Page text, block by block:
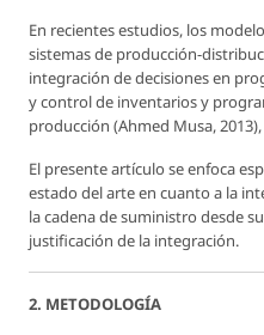
En recientes estudios, los
sistemas de producción-
integración de decisiones en
y control de inventarios y
producción (Ahmed Musa,
El presente artículo se enfoca
estado del arte en cuanto a la
la cadena de suministro desde
justificación de la integración.
2. METODOLOGÍA